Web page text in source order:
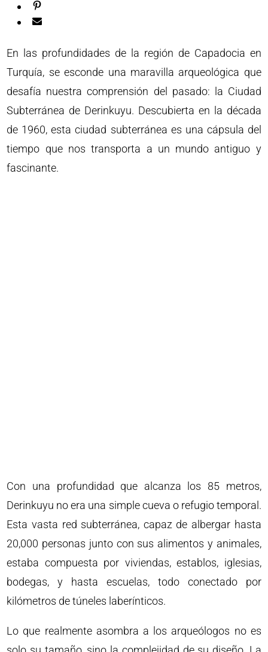
En las profundidades de la región de Capadocia en
Turquía, se esconde una maravilla arqueológica que
desafía nuestra comprensión del pasado: la Ciudad
Subterránea de Derinkuyu. Descubierta en la década
de 1960, esta ciudad subterránea es una cápsula del
tiempo que nos transporta a un mundo antiguo y
fascinante.
Con una profundidad que alcanza los 85 metros,
Derinkuyu no era una simple cueva o refugio temporal.
Esta vasta red subterránea, capaz de albergar hasta
20,000 personas junto con sus alimentos y animales,
estaba compuesta por viviendas, establos, iglesias,
bodegas, y hasta escuelas, todo conectado por
kilómetros de túneles laberínticos.
Lo que realmente asombra a los arqueólogos no es